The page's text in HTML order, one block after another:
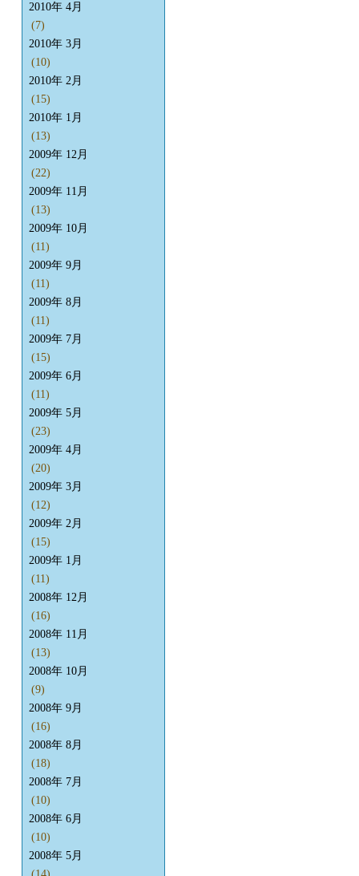
2010年 4月
(7)
2010年 3月
(10)
2010年 2月
(15)
2010年 1月
(13)
2009年 12月
(22)
2009年 11月
(13)
2009年 10月
(11)
2009年 9月
(11)
2009年 8月
(11)
2009年 7月
(15)
2009年 6月
(11)
2009年 5月
(23)
2009年 4月
(20)
2009年 3月
(12)
2009年 2月
(15)
2009年 1月
(11)
2008年 12月
(16)
2008年 11月
(13)
2008年 10月
(9)
2008年 9月
(16)
2008年 8月
(18)
2008年 7月
(10)
2008年 6月
(10)
2008年 5月